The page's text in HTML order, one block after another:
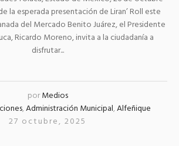
la esperada presentación de Liran’ Roll este
del Mercado Benito Juárez, el Presidente
Ricardo Moreno, invita a la ciudadanía a
disfrutar...
porMedios
,Administración Municipal,Alfeñique
27 octubre, 2025